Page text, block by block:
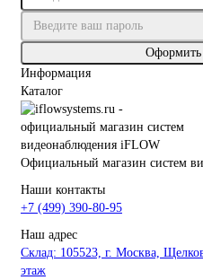
Оформить
Информация
Каталог
Официальный магазин систем
Наши контакты
+7 (499) 390-80-95
Наш адрес
Склад: 105523, г. Москва,
этаж